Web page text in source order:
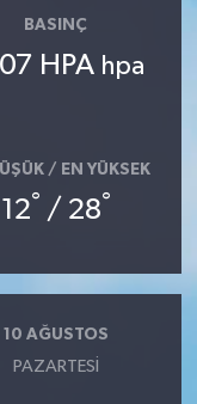
BASINÇ
HPA hpa
/ EN YÜKSEK
12° / 28°
10 AĞUSTOS
PAZARTESI